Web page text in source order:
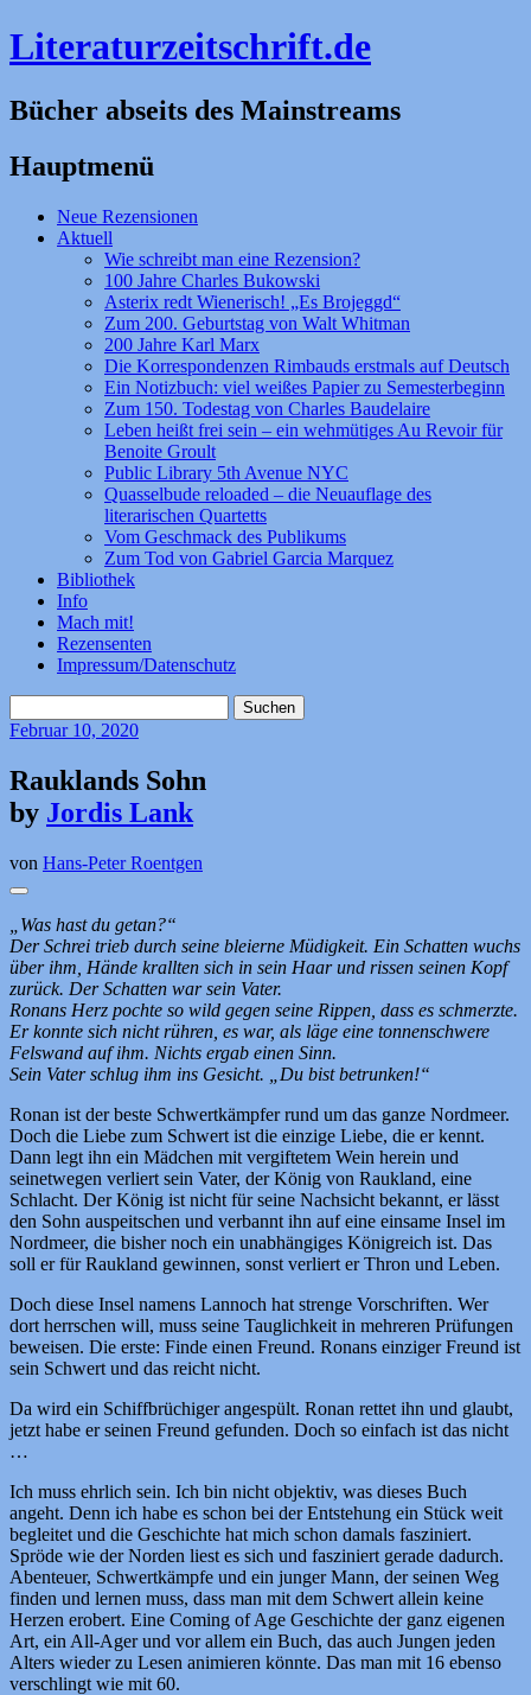
Literaturzeitschrift.de
Bücher abseits des Mainstreams
Hauptmenü
Zum
Inhalt
Neue Rezensionen
Aktuell
Wie schreibt man eine Rezension?
100 Jahre Charles Bukowski
Asterix redt Wienerisch! „Es Brojeggd“
Zum 200. Geburtstag von Walt Whitman
200 Jahre Karl Marx
Die Korrespondenzen Rimbauds erstmals auf Deutsch
Ein Notizbuch: viel weißes Papier zu Semesterbeginn
Zum 150. Todestag von Charles Baudelaire
Leben heißt frei sein – ein wehmütiges Au Revoir für
Benoite Groult
Public Library 5th Avenue NYC
Quasselbude reloaded – die Neuauflage des
literarischen Quartetts
Vom Geschmack des Publikums
Zum Tod von Gabriel Garcia Marquez
Bibliothek
Info
Mach mit!
Rezensenten
Impressum/Datenschutz
nach:
Februar10, 2020
Rauklands Sohn
by Jordis Lank
von Hans-Peter Roentgen
„Was hast du getan?“
Der Schrei trieb durch seine bleierne Müdigkeit. Ein Schatten wuchs
über ihm, Hände krallten sich in sein Haar und rissen seinen Kopf
zurück. Der Schatten war sein Vater.
Ronans Herz pochte so wild gegen seine Rippen, dass es schmerzte.
Er konnte sich nicht rühren, es war, als läge eine tonnenschwere
Felswand auf ihm. Nichts ergab einen Sinn.
Sein Vater schlug ihm ins Gesicht. „Du bist betrunken!“
Ronan ist der beste Schwertkämpfer rund um das ganze Nordmeer.
Doch die Liebe zum Schwert ist die einzige Liebe, die er kennt.
Dann legt ihn ein Mädchen mit vergiftetem Wein herein und
seinetwegen verliert sein Vater, der König von Raukland, eine
Schlacht. Der König ist nicht für seine Nachsicht bekannt, er lässt
den Sohn auspeitschen und verbannt ihn auf eine einsame Insel im
Nordmeer, die bisher noch ein unabhängiges Königreich ist. Das
soll er für Raukland gewinnen, sonst verliert er Thron und Leben.
Doch diese Insel namens Lannoch hat strenge Vorschriften. Wer
dort herrschen will, muss seine Tauglichkeit in mehreren Prüfungen
beweisen. Die erste: Finde einen Freund. Ronans einziger Freund ist
sein Schwert und das reicht nicht.
Da wird ein Schiffbrüchiger angespült. Ronan rettet ihn und glaubt,
jetzt habe er seinen Freund gefunden. Doch so einfach ist das nicht
…
Ich muss ehrlich sein. Ich bin nicht objektiv, was dieses Buch
angeht. Denn ich habe es schon bei der Entstehung ein Stück weit
begleitet und die Geschichte hat mich schon damals fasziniert.
Spröde wie der Norden liest es sich und fasziniert gerade dadurch.
Abenteuer, Schwertkämpfe und ein junger Mann, der seinen Weg
finden und lernen muss, dass man mit dem Schwert allein keine
Herzen erobert. Eine Coming of Age Geschichte der ganz eigenen
Art, ein All-Ager und vor allem ein Buch, das auch Jungen jeden
Alters wieder zu Lesen animieren könnte. Das man mit 16 ebenso
verschlingt wie mit 60.